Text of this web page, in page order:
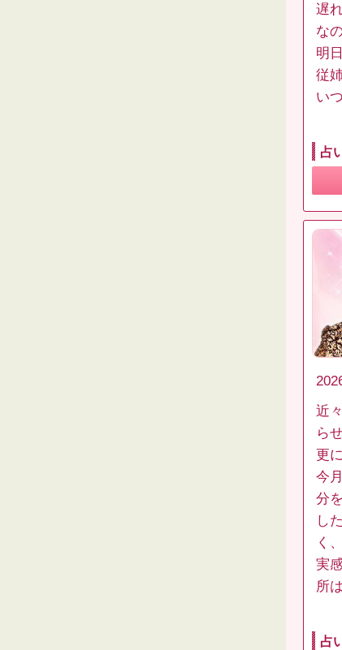
遅
な
明
従
い
占
近
ら
更
今
分
し
く
実
所
占